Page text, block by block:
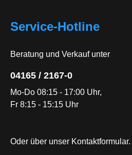
Service-Hotline
Beratung und Verkauf unter
04165 / 2167-0
Mo-Do 08:15 - 17:00 Uhr,
Fr 8:15 - 15:15 Uhr
Oder über unser Kontaktformular.